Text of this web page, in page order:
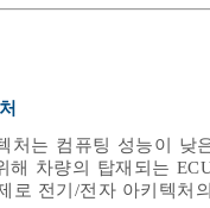
처는 컴퓨팅 성능이
해 차량의 탑재되는
로 전기/전자 아키텍처